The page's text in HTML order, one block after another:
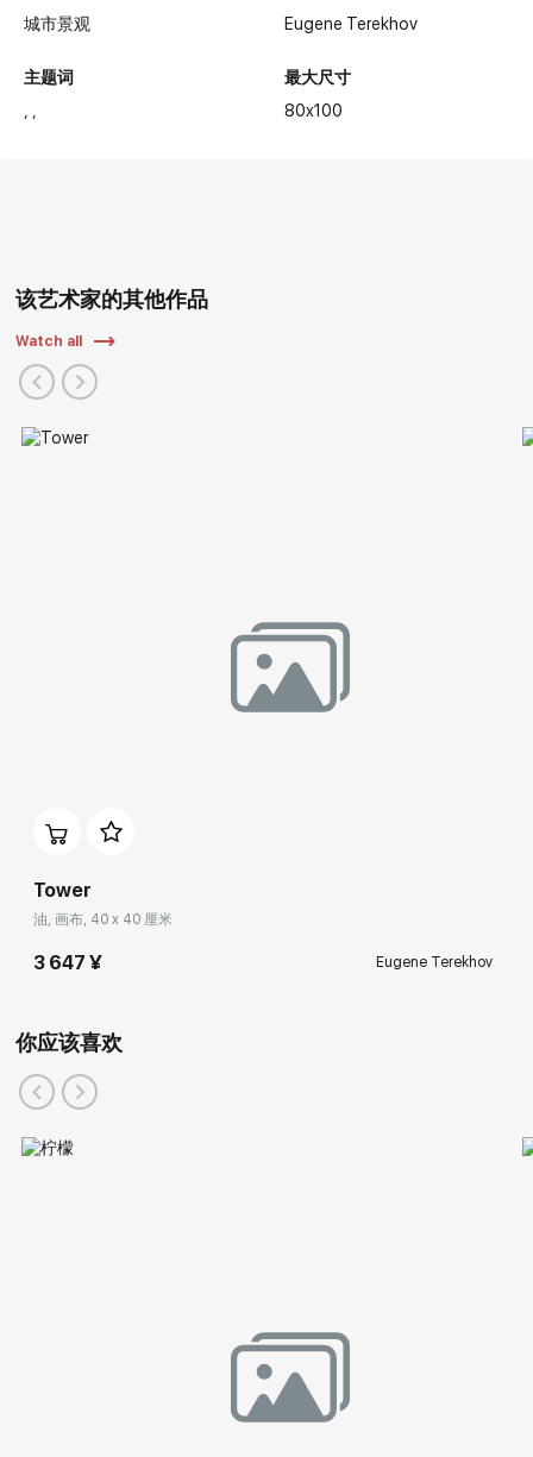
城市景观
主题词
Eugene Terekhov
最大尺寸
80x100
该艺术家的其他作品
Watch all
Tower
油, 画布, 40 x 40 厘米
3 647 ¥ Eugene Terekhov
你应该喜欢